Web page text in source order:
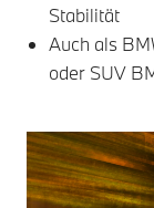
Stabilität
Auch als
oder SUV